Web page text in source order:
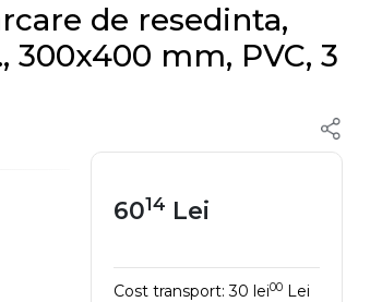
de resedinta,
mm, PVC, 3
6014 Lei
Cost transport:30 lei00 Lei